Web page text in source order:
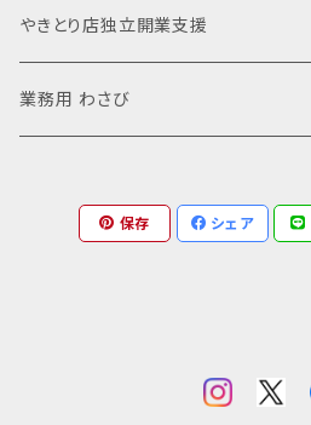
やきとり店独立開業支援
業務用 わさび
保存 シェア